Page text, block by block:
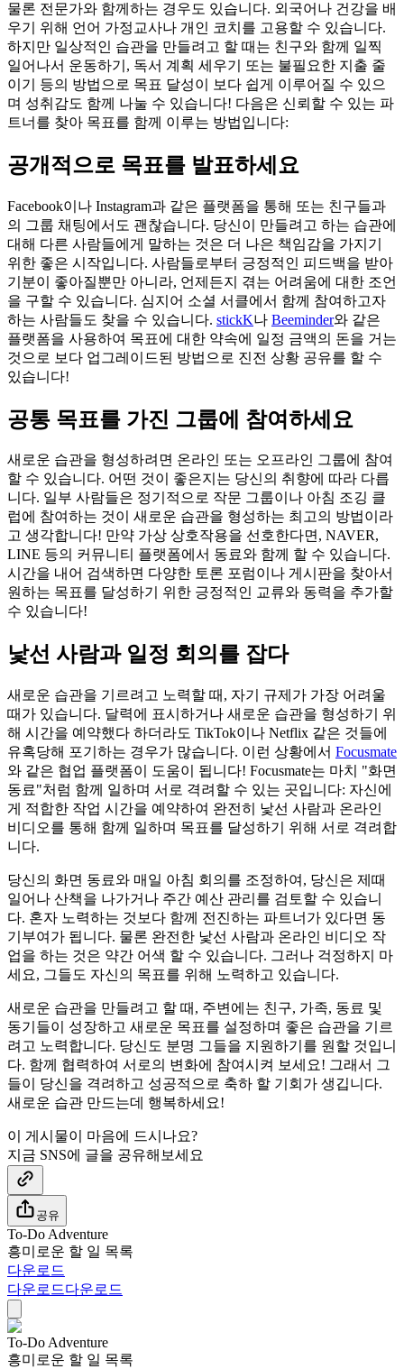
물론 전문가와 함께하는 경우도 있습니다. 외국어나 건강을 배
우기 위해 언어 가정교사나 개인 코치를 고용할 수 있습니다.
하지만 일상적인 습관을 만들려고 할 때는 친구와 함께 일찍
일어나서 운동하기, 독서 계획 세우기 또는 불필요한 지출 줄
이기 등의 방법으로 목표 달성이 보다 쉽게 이루어질 수 있으
며 성취감도 함께 나눌 수 있습니다! 다음은 신뢰할 수 있는 파
트너를 찾아 목표를 함께 이루는 방법입니다:
공개적으로 목표를 발표하세요
Facebook이나 Instagram과 같은 플랫폼을 통해 또는 친구들과
의 그룹 채팅에서도 괜찮습니다. 당신이 만들려고 하는 습관에
대해 다른 사람들에게 말하는 것은 더 나은 책임감을 가지기
위한 좋은 시작입니다. 사람들로부터 긍정적인 피드백을 받아
기분이 좋아질뿐만 아니라, 언제든지 겪는 어려움에 대한 조언
을 구할 수 있습니다. 심지어 소셜 서클에서 함께 참여하고자
하는 사람들도 찾을 수 있습니다. stickK나 Beeminder와 같은
플랫폼을 사용하여 목표에 대한 약속에 일정 금액의 돈을 거는
것으로 보다 업그레이드된 방법으로 진전 상황 공유를 할 수
있습니다!
공통 목표를 가진 그룹에 참여하세요
새로운 습관을 형성하려면 온라인 또는 오프라인 그룹에 참여
할 수 있습니다. 어떤 것이 좋은지는 당신의 취향에 따라 다릅
니다. 일부 사람들은 정기적으로 작문 그룹이나 아침 조깅 클
럽에 참여하는 것이 새로운 습관을 형성하는 최고의 방법이라
고 생각합니다! 만약 가상 상호작용을 선호한다면, NAVER,
LINE 등의 커뮤니티 플랫폼에서 동료와 함께 할 수 있습니다.
시간을 내어 검색하면 다양한 토론 포럼이나 게시판을 찾아서
원하는 목표를 달성하기 위한 긍정적인 교류와 동력을 추가할
수 있습니다!
낯선 사람과 일정 회의를 잡다
새로운 습관을 기르려고 노력할 때, 자기 규제가 가장 어려울
때가 있습니다. 달력에 표시하거나 새로운 습관을 형성하기 위
해 시간을 예약했다 하더라도 TikTok이나 Netflix 같은 것들에
유혹당해 포기하는 경우가 많습니다. 이런 상황에서 Focusmate
와 같은 협업 플랫폼이 도움이 됩니다! Focusmate는 마치 "화면
동료"처럼 함께 일하며 서로 격려할 수 있는 곳입니다: 자신에
게 적합한 작업 시간을 예약하여 완전히 낯선 사람과 온라인
비디오를 통해 함께 일하며 목표를 달성하기 위해 서로 격려합
니다.
당신의 화면 동료와 매일 아침 회의를 조정하여, 당신은 제때
일어나 산책을 나가거나 주간 예산 관리를 검토할 수 있습니
다. 혼자 노력하는 것보다 함께 전진하는 파트너가 있다면 동
기부여가 됩니다. 물론 완전한 낯선 사람과 온라인 비디오 작
업을 하는 것은 약간 어색 할 수 있습니다. 그러나 걱정하지 마
세요, 그들도 자신의 목표를 위해 노력하고 있습니다.
새로운 습관을 만들려고 할 때, 주변에는 친구, 가족, 동료 및
동기들이 성장하고 새로운 목표를 설정하며 좋은 습관을 기르
려고 노력합니다. 당신도 분명 그들을 지원하기를 원할 것입니
다. 함께 협력하여 서로의 변화에 참여시켜 보세요! 그래서 그
들이 당신을 격려하고 성공적으로 축하 할 기회가 생깁니다.
새로운 습관 만드는데 행복하세요!
이 게시물이 마음에 드시나요?
지금 SNS에 글을 공유해보세요
공유
To-Do Adventure
흥미로운 할 일 목록
다운로드
다운로드다운로드
To-Do Adventure
흥미로운 할 일 목록